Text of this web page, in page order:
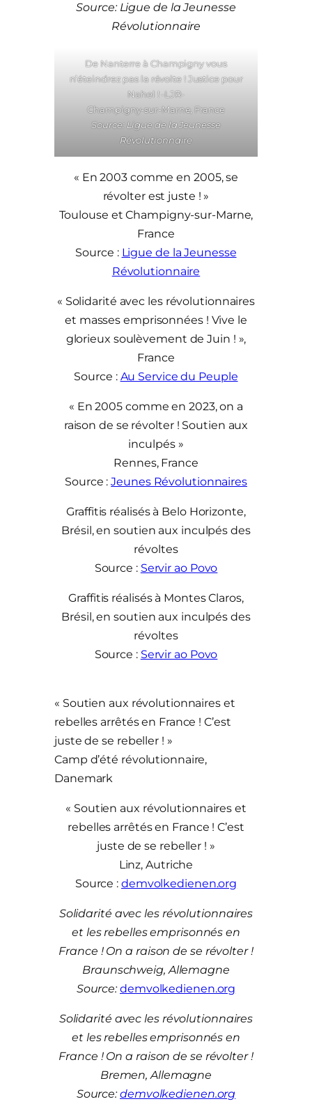
Source: Ligue de la Jeunesse
Révolutionnaire
De Nanterre à Champigny vous
n’éteindrez pas la révolte ! Justice pour
Nahel ! -LJR-
Champigny-sur-Marne, France
Source: Ligue de la Jeunesse
Révolutionnaire
« En 2003 comme en 2005, se
révolter est juste ! »
Toulouse et Champigny-sur-Marne,
France
Source : Ligue de la Jeunesse
Révolutionnaire
« Solidarité avec les révolutionnaires
et masses emprisonnées ! Vive le
glorieux soulèvement de Juin ! »,
France
Source : Au Service du Peuple
« En 2005 comme en 2023, on a
raison de se révolter ! Soutien aux
inculpés »
Rennes, France
Source :Jeunes Révolutionnaires
Graffitis réalisés à Belo Horizonte,
Brésil, en soutien aux inculpés des
révoltes
Source : Servir ao Povo
Graffitis réalisés à Montes Claros,
Brésil, en soutien aux inculpés des
révoltes
Source : Servir ao Povo
« Soutien aux révolutionnaires et
rebelles arrêtés en France ! C’est
juste de se rebeller ! »
Camp d’été révolutionnaire,
Danemark
« Soutien aux révolutionnaires et
rebelles arrêtés en France ! C’est
juste de se rebeller ! »
Linz, Autriche
Source : demvolkedienen.org
Solidarité avec les révolutionnaires
et les rebelles emprisonnés en
France ! On a raison de se révolter !
Braunschweig, Allemagne
Source:demvolkedienen.org
Solidarité avec les révolutionnaires
et les rebelles emprisonnés en
France ! On a raison de se révolter !
Bremen, Allemagne
Source:demvolkedienen.org